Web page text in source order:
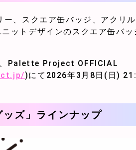
、スクエア缶バッジ、アクリ
ットデザインのスクエア缶バ
Palette Project OFFICIAL
)にて2026年3月8日(日)
ズ」ラインナップ